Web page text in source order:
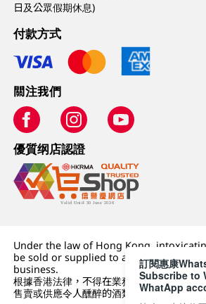
日及公眾假期休息)
付款方式
關注我們
優質纲店認證
Under the law of Hong Kong,
be sold or supplied to a minor (under
business.
根據香港法律，不得在業務過程中，向未成
售賣或供應令人醺醉的酒類。
訂閱惠康
Subscribe to
WhatApp